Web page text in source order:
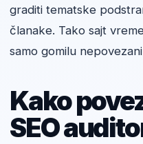
graditi tematske
članake. Tako sajt
samo gomilu
Kako
SEO